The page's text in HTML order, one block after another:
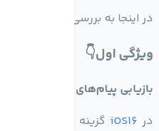
در اینجا به بررسی ویژگی های
ویژگی اول👇
بازیابی پیام‌های پاک شده تا 30 روز:
در iOS16 گزینه جدیدی برای